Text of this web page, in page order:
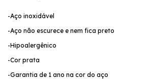
-Aço inoxidável
-Aço não escurece e nem fica preto
-Hipoalergênico
-Cor prata
-Garantia de 1 ano na cor do aço